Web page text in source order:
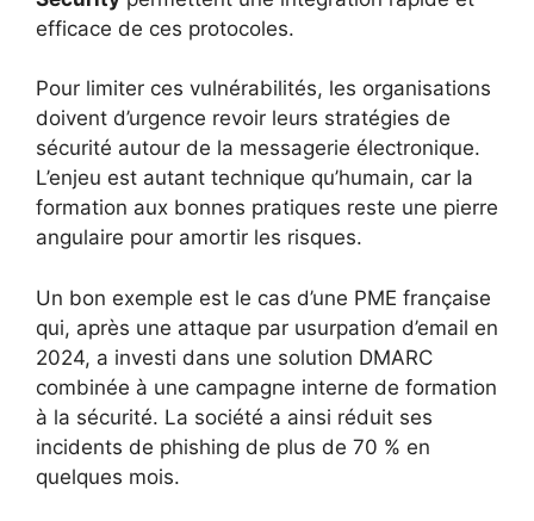
efficace de ces protocoles.
Pour limiter ces vulnérabilités, les organisations
doivent d’urgence revoir leurs stratégies de
sécurité autour de la messagerie électronique.
L’enjeu est autant technique qu’humain, car la
formation aux bonnes pratiques reste une pierre
angulaire pour amortir les risques.
Un bon exemple est le cas d’une PME française
qui, après une attaque par usurpation d’email en
2024, a investi dans une solution DMARC
combinée à une campagne interne de formation
à la sécurité. La société a ainsi réduit ses
incidents de phishing de plus de 70 % en
quelques mois.